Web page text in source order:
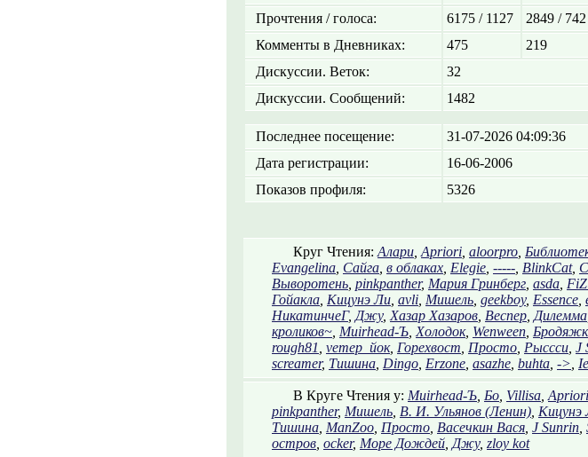
Прочтения / голоса:
6175 / 1127
2849 / 742
Комменты в Дневниках:
475
219
Дискуссии. Веток:
32
Дискуссии. Сообщений:
1482
Последнее посещение:
31-07-2026 04:09:36
Дата регистрации:
16-06-2006
Показов профиля:
5326
Круг Чтения: Алари Apriori aloorpro
Evangelina Сайга в облаках Elegie ----- BlinkCat,
Выворотень pinkpanther, Мария Гринберг asda
Гойакла Кицунэ Ли avli Мишель geekboy, Essence
НикатинчеГ, Джу, Хазар Хазаров Веспер Дилемма
кроликов~ Muirhead-Ъ Холодок, Wenween
rough81 vетер_йок, Горехвост Просто Рыссси J
screamer, Тишина Dingo Erzone asazhe buhta ->
В Круге Чтения у: Muirhead-Ъ Бо Villisa Apriori
pinkpanther, Мишель В. И. Ульянов (Ленин) Кицунэ
Тишина ManZoo Просто Васечкин Вася J Sunrin
остров ocker, Море Дождей Джу, zloy kot